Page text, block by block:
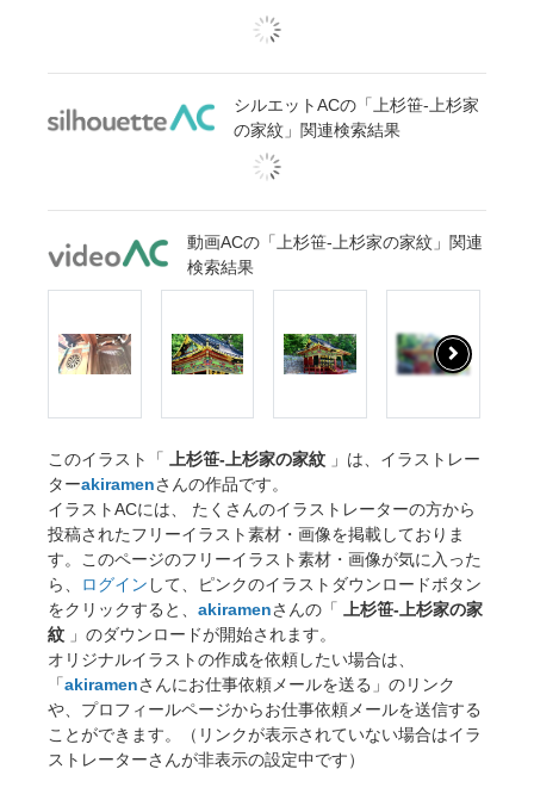
シルエットACの「上杉笹-上杉家
の家紋」関連検索結果
動画ACの「上杉笹-上杉家の家紋」関連
検索結果
このイラスト「 上杉笹-上杉家の家紋 」は、イラストレー
ターakiramenさんの作品です。
イラストACには、 たくさんのイラストレーターの方から
投稿されたフリーイラスト素材・画像を掲載しておりま
す。このページのフリーイラスト素材・画像が気に入った
ら、
ログイン して、ピンクのイラストダウンロードボタン
をクリックすると、 akiramenさんの「 上杉笹-上杉家の家
紋 」のダウンロードが開始されます。
オリジナルイラストの作成を依頼したい場合は、
「akiramenさんにお仕事依頼メールを送る」のリンク
や、プロフィールページからお仕事依頼メールを送信する
ことができます。（リンクが表示されていない場合はイラ
ストレーターさんが非表示の設定中です）